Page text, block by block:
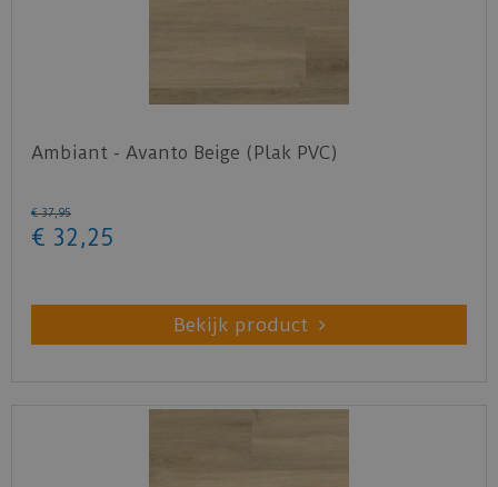
Ambiant - Avanto Beige (Plak PVC)
€ 37,95
€ 32 ,25
Bekijk product